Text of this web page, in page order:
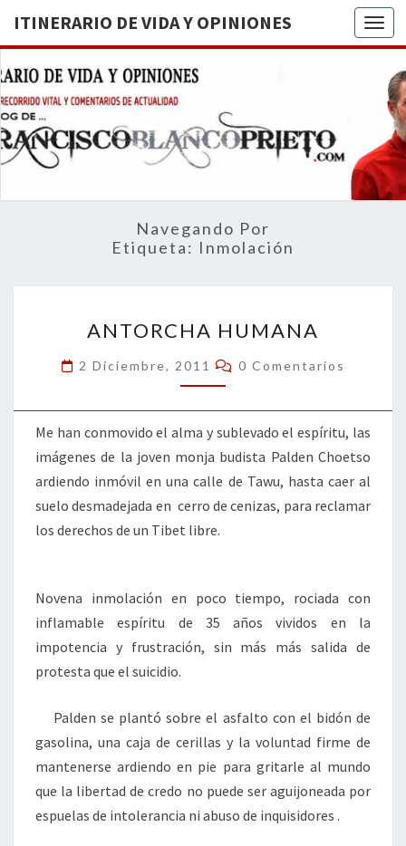
ITINERARIO DE VIDA Y OPINIONES
DE
BREVE
RECORRIDO
VITAL Y
ACTUALIDAD
Navegando Por
Etiqueta: Inmolación
HUMANA
ANTORCHA HUMANA
2 Diciembre, 2011 Comentarios
0 Comentarios
Me han conmovido el alma y sublevado el espíritu, las
imágenes de la joven monja budista Palden Choetso
ardiendo inmóvil en una calle de Tawu, hasta caer al
suelo desmadejada en cerro de cenizas, para reclamar
los derechos de un Tibet libre.
Novena inmolación en poco tiempo, rociada con
inflamable espíritu de 35 años vividos en la
impotencia y frustración, sin más más salida de
protesta que el suicidio.
Palden se plantó sobre el asfalto con el bidón de
gasolina, una caja de cerillas y la voluntad firme de
mantenerse ardiendo en pie para gritarle al mundo
que la libertad de credo no puede ser aguijoneada por
espuelas de intolerancia ni abuso de inquisidores .